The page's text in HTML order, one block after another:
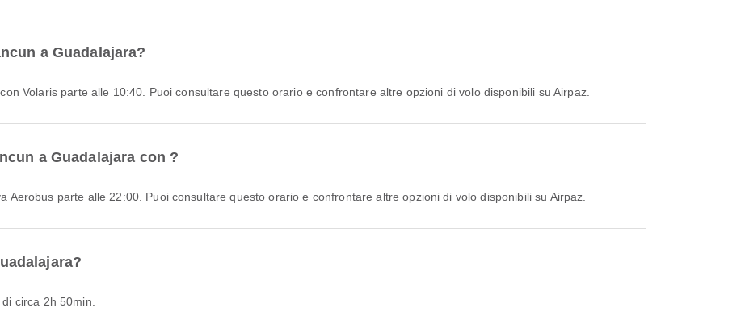
a Guadalajara?
Volaris parte alle 10:40. Puoi consultare questo orario e confrontare altre opzioni di volo disponibili su Airpaz.
a Guadalajara con ?
Aerobus parte alle 22:00. Puoi consultare questo orario e confrontare altre opzioni di volo disponibili su Airpaz.
circa 2h 50min.